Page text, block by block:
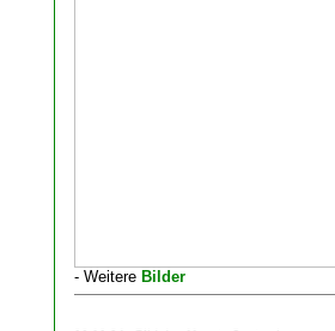
- Weitere Bilder